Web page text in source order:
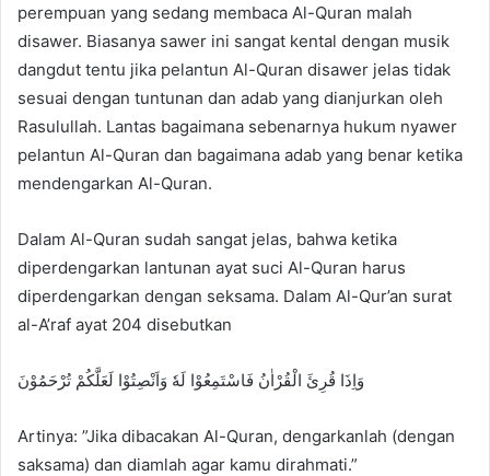
d
a
n
e
perempuan yang sedang membaca Al-Quran malah
disawer. Biasanya sawer ini sangat kental dengan musik
dangdut tentu jika pelantun Al-Quran disawer jelas tidak
sesuai dengan tuntunan dan adab yang dianjurkan oleh
Rasulullah. Lantas bagaimana sebenarnya hukum nyawer
pelantun Al-Quran dan bagaimana adab yang benar ketika
mendengarkan Al-Quran.
Dalam Al-Quran sudah sangat jelas, bahwa ketika
diperdengarkan lantunan ayat suci Al-Quran harus
diperdengarkan dengan seksama. Dalam Al-Qur’an surat
al-A’raf ayat 204 disebutkan
وَاِذَا قُرِئَ الْقُرْاٰنُ فَاسْتَمِعُوْا لَهٗ وَاَنْصِتُوْا لَعَلَّكُمْ تُرْحَمُوْنَ
Artinya: ”Jika dibacakan Al-Quran, dengarkanlah (dengan
saksama) dan diamlah agar kamu dirahmati.”